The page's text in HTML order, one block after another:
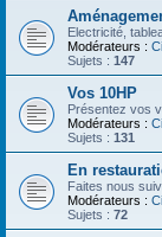
Electricité,
Modérateurs :
Sujets : 147
Vos 10HP
Présentez vos
Modérateurs :
Sujets : 131
En
Faites nous
Modérateurs :
Sujets : 72